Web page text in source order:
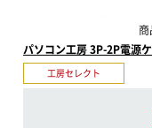
パソコン工房 3P-2P電源
工房セレクト